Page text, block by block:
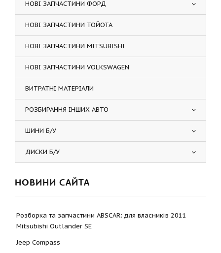
НОВІ ЗАПЧАСТИНИ ФОРД
НОВІ ЗАПЧАСТИНИ ТОЙОТА
НОВІ ЗАПЧАСТИНИ MITSUBISHI
НОВІ ЗАПЧАСТИНИ VOLKSWAGEN
ВИТРАТНІ МАТЕРІАЛИ
РОЗБИРАННЯ ІНШИХ АВТО
ШИНИ Б/У
ДИСКИ Б/У
НОВИНИ САЙТА
Розборка та запчастини ABSCAR: для власників 2011
Mitsubishi Outlander SE
Jeep Compass